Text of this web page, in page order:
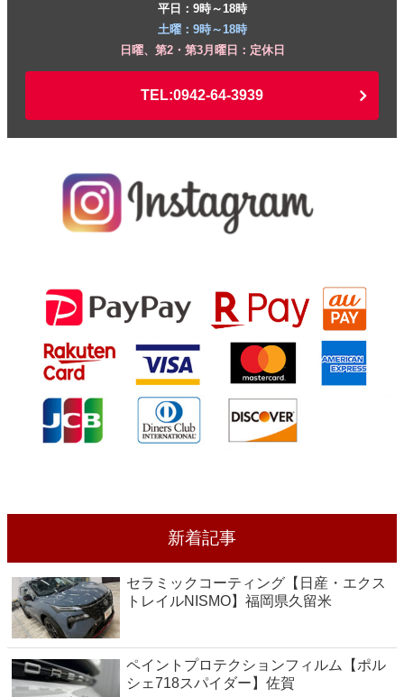
平日：9時～18時
土曜：9時～18時
日曜、第2・第3月曜日：定休日
TEL:0942-64-3939
新着記事
セラミックコーティング【日産・エクス
トレイルNISMO】福岡県久留米
ペイントプロテクションフィルム【ポル
シェ718スパイダー】佐賀